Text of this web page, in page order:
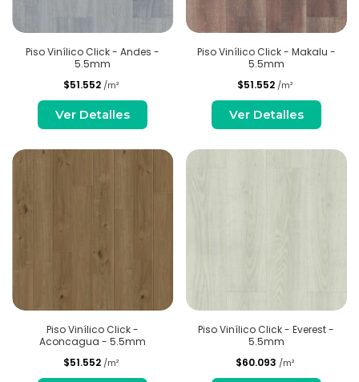
Piso Vinílico Click - Andes -
5.5mm
$51.552 /m²
Ver Detalles
Piso Vinílico Click - Makalu -
5.5mm
$51.552 /m²
Ver Detalles
Piso Vinílico Click -
Aconcagua - 5.5mm
$51.552 /m²
Piso Vinílico Click - Everest -
5.5mm
$60.093 /m²